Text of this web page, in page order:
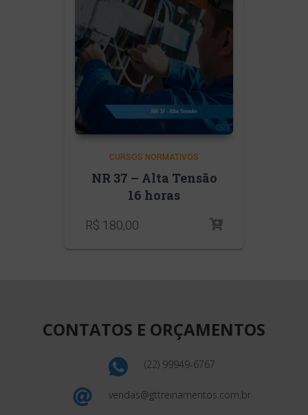
CURSOS NORMATIVOS
NR 37 – Alta Tensão
16 horas
R$ 180,00
CONTATOS E ORÇAMENTOS
(22) 99949-6767
vendas@gttreinamentos.com.br